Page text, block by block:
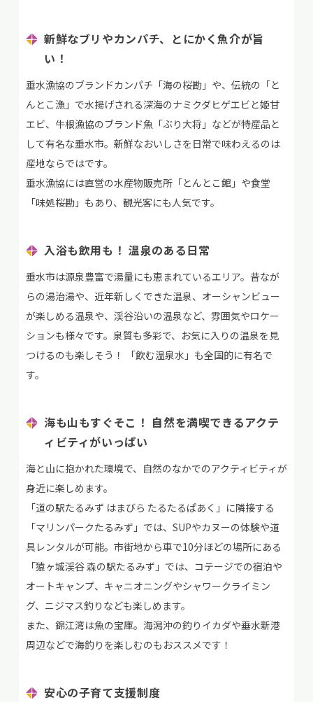
新鮮なブリやカンパチ、とにかく魚介が旨
い！
垂水漁協のブランドカンパチ「海の桜勘」や、伝統の「と
んとこ漁」で水揚げされる深海のナミクダヒゲエビと姫甘
エビ、牛根漁協のブランド魚「ぶり大将」などが特産品と
して有名な垂水市。新鮮なおいしさを日常で味わえるのは
産地ならではです。
垂水漁協には直営の水産物販売所「とんとこ館」や食堂
「味処桜勘」もあり、観光客にも人気です。
入浴も飲用も！ 温泉のある日常
垂水市は源泉豊富で湯量にも恵まれているエリア。昔なが
らの湯治湯や、近年新しくできた温泉、オーシャンビュー
が楽しめる温泉や、渓谷沿いの温泉など、雰囲気やロケー
ションも様々です。泉質も多彩で、お気に入りの温泉を見
つけるのも楽しそう！ 「飲む温泉水」も全国的に有名で
す。
海も山もすぐそこ！ 自然を満喫できるアクテ
ィビティがいっぱい
海と山に抱かれた環境で、自然のなかでのアクティビティが
身近に楽しめます。
「道の駅たるみず はまびら たるたるぱあく」に隣接する
「マリンパークたるみず」では、SUPやカヌーの体験や道
具レンタルが可能。市街地から車で10分ほどの場所にある
「猿ヶ城渓谷 森の駅たるみず」では、コテージでの宿泊や
オートキャンプ、キャニオニングやシャワークライミン
グ、ニジマス釣りなども楽しめます。
また、錦江湾は魚の宝庫。海潟沖の釣りイカダや垂水新港
周辺などで海釣りを楽しむのもおススメです！
安心の子育て支援制度